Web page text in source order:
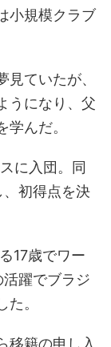
小規模クラブ
ていたが、
うになり、父
んだ。
に入団。同
初得点を決
17歳でワー
躍でブラジ
。
移籍の申し入